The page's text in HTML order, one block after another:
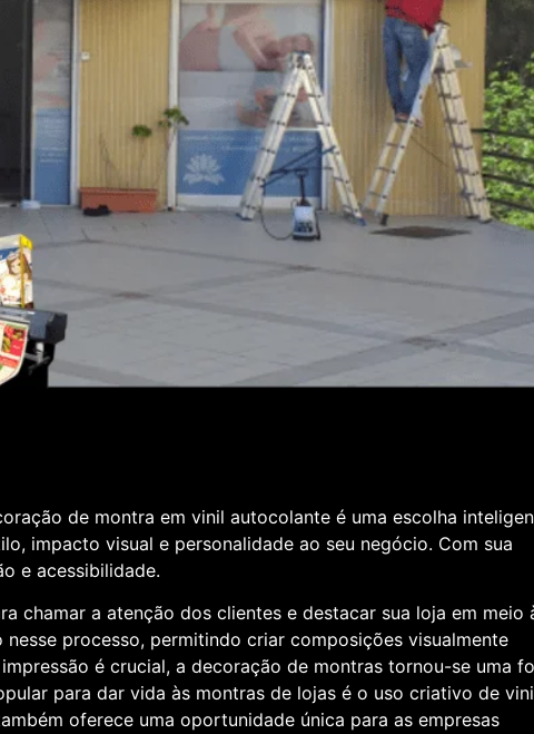
de montra em vinil autocolante é uma escolha
impacto visual e personalidade ao seu negócio. Com sua
e acessibilidade.
chamar a atenção dos clientes e destacar sua loja em meio
processo, permitindo criar composições visualmente
é crucial, a decoração de montras tornou-se uma
para dar vida às montras de lojas é o uso criativo de
oferece uma oportunidade única para as empresas